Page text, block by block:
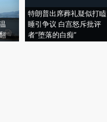
特朗普出席葬礼疑似打瞌
睡引争议 白宫怒斥批评
者“堕落的白痴”